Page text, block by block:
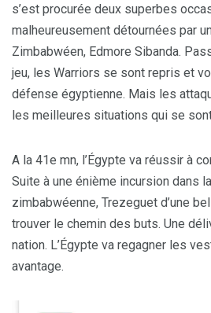
s’est procurée deux superbes
malheureusement détournées par
Zimbabwéen, Edmore Sibanda.
jeu, les Warriors se sont repris et
défense égyptienne. Mais les
les meilleures situations qui se
A la 41e mn, l’Égypte va réussir à
Suite à une énième incursion dans
zimbabwéenne, Trezeguet d’une
trouver le chemin des buts. Une
nation. L’Égypte va regagner les
avantage.